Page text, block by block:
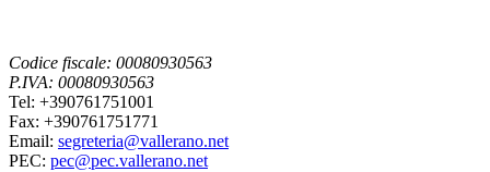
Codice fiscale: 00080930563
P.IVA: 00080930563
Tel: +390761751001
Fax: +390761751771
Email: segreteria@vallerano.net
PEC: pec@pec.vallerano.net